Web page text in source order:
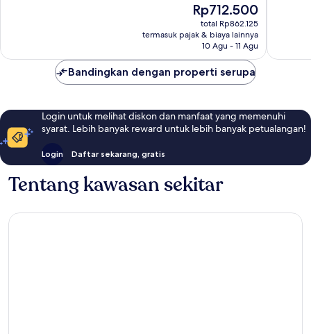
Harga
sekarang
Rp712.500
Rp712.500
total Rp862.125
termasuk pajak & biaya lainnya
10 Agu - 11 Agu
Bandingkan dengan properti serupa
Login untuk melihat diskon dan manfaat yang memenuhi
syarat. Lebih banyak reward untuk lebih banyak petualangan!
Login Daftar sekarang, gratis
Tentang kawasan sekitar